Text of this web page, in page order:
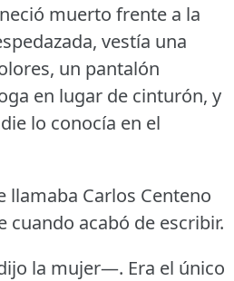
muerto frente a la
vestía una
un pantalón
en lugar de cinturón, y
lo conocía en el
Carlos Centeno
acabó de escribir.
la mujer—. Era el único